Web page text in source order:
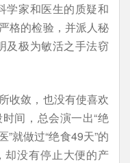
学家和医生的质疑和
格的检验，并派人秘
及极为敏活之手法窃
收敛，也没有使喜欢
间，总会演一出“绝
”就做过“绝食49天”的
却没有停止大便的产